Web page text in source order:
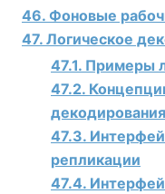
46. Фоновые
47. Логическое
47.1. Примеры
47.2.
декодирования
47.3.
репликации
47.4.